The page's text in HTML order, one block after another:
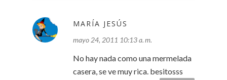
MARÍA JESÚS
mayo 24, 2011 10:13 a. m.
No hay nada como una mermelada
casera, se ve muy rica. besitosss